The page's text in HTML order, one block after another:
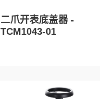
二爪开表底盖器 -
TCM1043-01